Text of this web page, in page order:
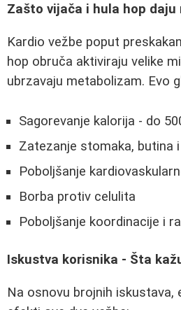
Zašto vijača i hula hop daju
Kardio vežbe poput
hop obruča aktiviraju velike
ubrzavaju metabolizam. Evo
Sagorevanje kalorija - do
Zatezanje stomaka, butina
Poboljšanje
Borba protiv celulita
Poboljšanje koordinacije i
Iskustva korisnika - Šta
Na osnovu brojnih iskustava,